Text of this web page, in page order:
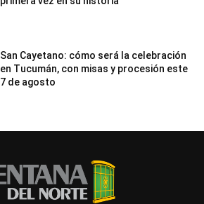
San Cayetano: cómo será la celebración
en Tucumán, con misas y procesión este
7 de agosto